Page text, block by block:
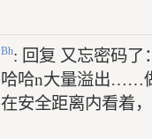
Bh: 回复 又忘密码了
哈哈n大量溢出……
在安全距离内看着